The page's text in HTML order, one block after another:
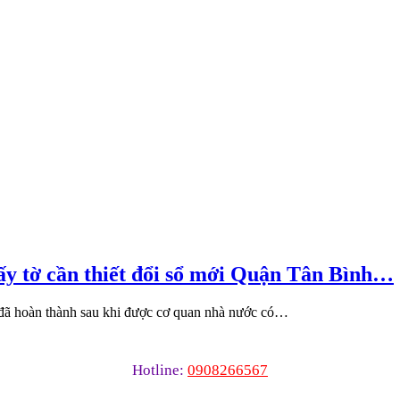
tờ cần thiết đổi sổ mới Quận Tân Bình…
hoàn thành sau khi được cơ quan nhà nước có…
Hotline: 0908266567